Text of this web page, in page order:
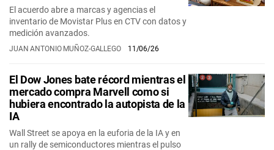
El acuerdo abre a marcas y agencias el
inventario de Movistar Plus en CTV con datos y
medición avanzados.
JUAN ANTONIO MUÑOZ-GALLEGO 11/06/26
El Dow Jones bate récord mientras el
mercado compra Marvell como si
hubiera encontrado la autopista de la
IA
Wall Street se apoya en la euforia de la IA y en
un rally de semiconductores mientras el pulso